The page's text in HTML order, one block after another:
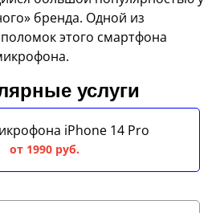
бренда. Одной из
этого смартфона
услуги
iPhone 14 Pro
от 1990 руб.